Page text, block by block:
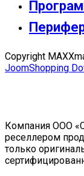
Copyright
JoomShopping
Компания ООО
реселлером
только